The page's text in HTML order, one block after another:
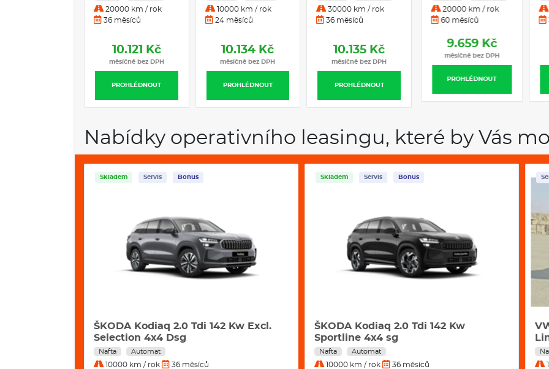
Automatická
převodovka
20000 km / rok
36 měsíců
PROHLÉDNOUT
10.121 Kč
měsíčně bez DPH
10000 km / rok
24 měsíců
PROHLÉDNOUT
10.134 Kč
měsíčně bez DPH
Automatická
převodovka
30000 km / rok
36 měsíců
PROHLÉDNOUT
10.135 Kč
měsíčně bez DPH
manuální
60000 km / rok
25 měsíců
10.139 Kč
110kW 4x2
30000 km / rok
6 měsíců
PROHLÉDNOUT
8.990 Kč
měsíčně bez DPH
Nabídky operativního leasingu, které by Vás
Skladem Servis Bonus
ŠKODA Kodiaq 2.0 Tdi 142 Kw
Sportline 4x4 sg
Nafta Automat
10000 km / rok 36 měsíců
Servis Bonus
VW Tayron 2,0 Tdi 142 kW 4motion R-
Line DSG automat
Nafta Automat
10000 km / rok 36 měsíců